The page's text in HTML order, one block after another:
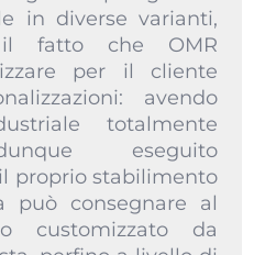
in diverse varianti,
il fatto che OMR
per il cliente
avendo
totalmente
eseguito
proprio stabilimento
può consegnare al
customizzato da